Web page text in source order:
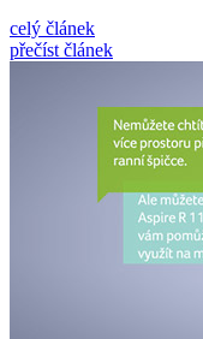
celý článek
přečíst článek